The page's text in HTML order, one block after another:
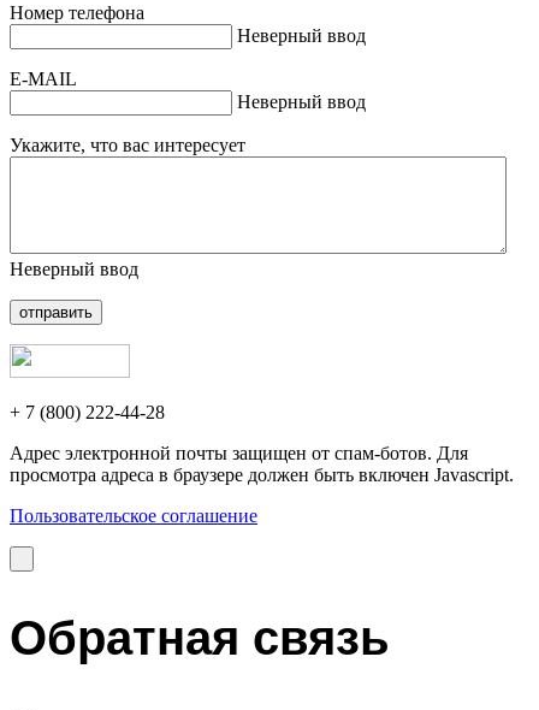
Номер телефона
Неверный ввод
E-MAIL
Неверный ввод
Укажите, что вас интересует
Неверный ввод
отправить
+ 7 (800) 222-44-28
Адрес электронной почты защищен от спам-ботов. Для
просмотра адреса в браузере должен быть включен Javascript.
Пользовательское соглашение
Обратная связь